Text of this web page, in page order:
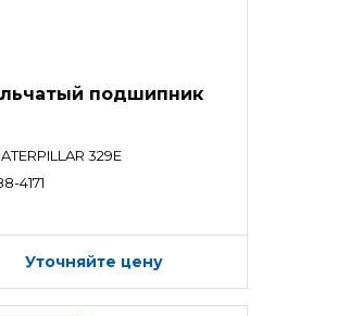
подшипник
329E
4171
Уточняйте цену